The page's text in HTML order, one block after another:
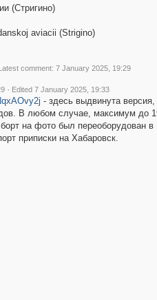
(Стригино)
aviacii (Strigino)
comment: 7 January 2025, 19:29
· Edited 7 January 2025, 19:33
- здесь выдвинута версия,
В любом случае, максимум до
на фото был переоборудован в
приписки на Хабаровск.